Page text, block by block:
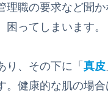
理職の要求など聞
ってしまいます。
り、その下に「 真皮
。健康的な肌の場合